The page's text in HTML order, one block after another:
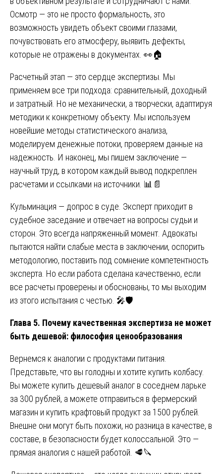
Осмотр — это не просто формальность, это
возможность увидеть объект своими глазами,
почувствовать его атмосферу, выявить дефекты,
которые не отражены в документах. 👀🏠
Расчетный этап — это сердце экспертизы. Мы
применяем все три подхода: сравнительный, доходный
и затратный. Но не механически, а творчески, адаптируя
методики к конкретному объекту. Мы используем
новейшие методы статистического анализа,
моделируем денежные потоки, проверяем данные на
надежность. И наконец, мы пишем заключение —
научный труд, в котором каждый вывод подкреплен
расчетами и ссылками на источники. 📊📄
Кульминация — допрос в суде. Эксперт приходит в
судебное заседание и отвечает на вопросы судьи и
сторон. Это всегда напряженный момент. Адвокаты
пытаются найти слабые места в заключении, оспорить
методологию, поставить под сомнение компетентность
эксперта. Но если работа сделана качественно, если
все расчеты проверены и обоснованы, то мы выходим
из этого испытания с честью. 🎤🛡️
Глава 5. Почему качественная экспертиза не может
быть дешевой: философия ценообразования
Вернемся к аналогии с продуктами питания.
Представьте, что вы голодны и хотите купить колбасу.
Вы можете купить дешевый аналог в соседнем ларьке
за 300 рублей, а можете отправиться в фермерский
магазин и купить крафтовый продукт за 1500 рублей.
Внешне они могут быть похожи, но разница в качестве, в
составе, в безопасности будет колоссальной. Это —
прямая аналогия с нашей работой. 🥩🔪